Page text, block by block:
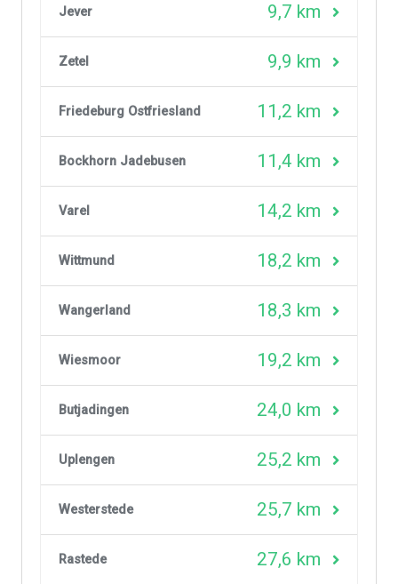
Jever 9,7 km
Zetel 9,9 km
Friedeburg Ostfriesland 11,2 km
Bockhorn Jadebusen 11,4 km
Varel 14,2 km
Wittmund 18,2 km
Wangerland 18,3 km
Wiesmoor 19,2 km
Butjadingen 24,0 km
Uplengen 25,2 km
Westerstede 25,7 km
Rastede 27,6 km